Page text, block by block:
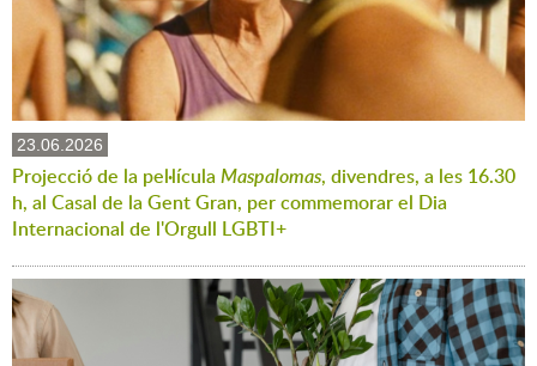
23.06.2026
Projecció de la pel·lícula Maspalomas, divendres, a les 16.30
h, al Casal de la Gent Gran, per commemorar el Dia
Internacional de l'Orgull LGBTI+